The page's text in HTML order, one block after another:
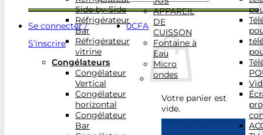
Se connecter /
S’inscrire
0CFA
Votre panier est
vide.
Retour à la boutique
Side-by-Side
Réfrigérateur
Bar
Réfrigérateur
vitrine
Congélateurs
Congélateur
Vertical
Congélateur
horizontal
Congélateur
Bar
APPAREIL
DE
CUISSON
Fontaine à
Eau
Micro
ondes